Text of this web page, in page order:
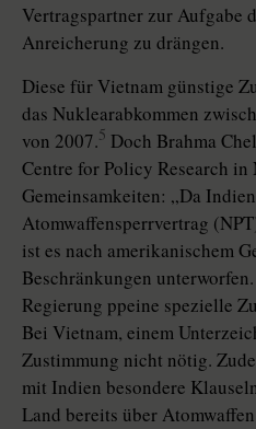
Vertragspartner zur Aufgabe
Anreicherung zu drängen.
Diese für Vietnam günstige
das Nuklearabkommen
von 2007.5 Doch Brahma
Centre for Policy Research
Gemeinsamkeiten: „Da
Atomwaffensperrvertrag
ist es nach amerikanischem
Beschränkungen
Regierung ppeine spezielle
Bei Vietnam, einem
Zustimmung nicht nötig.
mit Indien besondere
Land bereits über